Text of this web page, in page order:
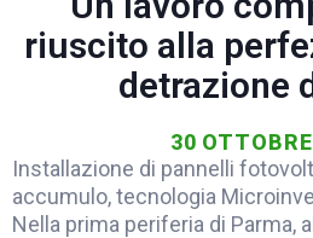
riuscito alla
detrazione
30
Installazione di pannelli
accumulo, tecnologia
Nella prima periferia di Parma,